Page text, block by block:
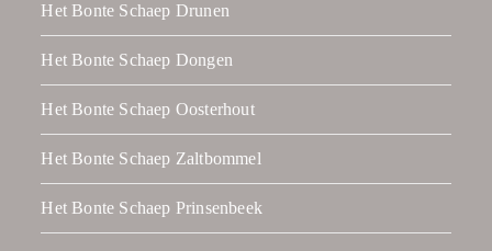
Het Bonte Schaep Drunen
Het Bonte Schaep Dongen
Het Bonte Schaep Oosterhout
Het Bonte Schaep Zaltbommel
Het Bonte Schaep Prinsenbeek